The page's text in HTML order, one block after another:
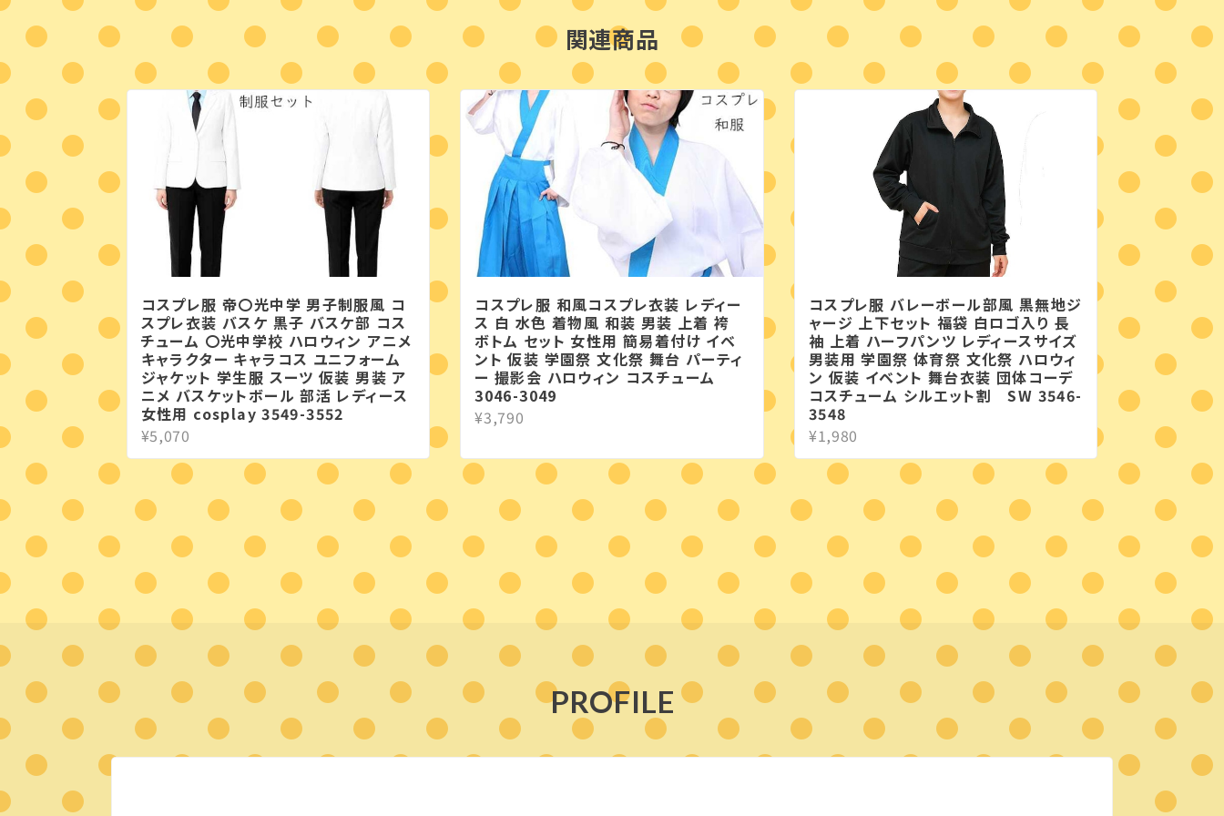
関連商品
コスプレ服 帝〇光中学 男子制服風 コ
スプレ衣装 バスケ 黒子 バスケ部 コス
チューム 〇光中学校 ハロウィン アニメ
キャラクター キャラコス ユニフォーム
ジャケット 学生服 スーツ 仮装 男装 ア
ニメ バスケットボール 部活 レディース
女性用 cosplay 3549-3552
¥5,070
コスプレ服 和風コスプレ衣装 レディー
ス 白 水色 着物風 和装 男装 上着 袴
ボトム セット 女性用 簡易着付け イベ
ント 仮装 学園祭 文化祭 舞台 パーティ
ー 撮影会 ハロウィン コスチューム
3046-3049
¥3,790
コスプレ服 バレーボール部風 黒無地ジ
ャージ 上下セット 福袋 白ロゴ入り 長
袖 上着 ハーフパンツ レディースサイズ
男装用 学園祭 体育祭 文化祭 ハロウィ
ン 仮装 イベント 舞台衣装 団体コーデ
コスチューム シルエット割 SW 3546-
3548
¥1,980
PROFILE